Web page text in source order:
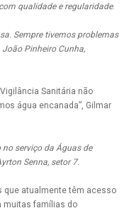
qualidade e regularidade.
Sempre tivemos problemas
João Pinheiro Cunha,
Sanitária não
água encanada”, Gilmar
no serviço da Águas de
Senna, setor 7.
que atualmente têm acesso
muitas famílias do